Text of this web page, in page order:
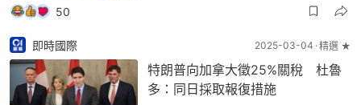
50
即時國際 2025-03-04 精選 ★
特朗普向加拿大徵25%關稅 杜魯
多：同日採取報復措施